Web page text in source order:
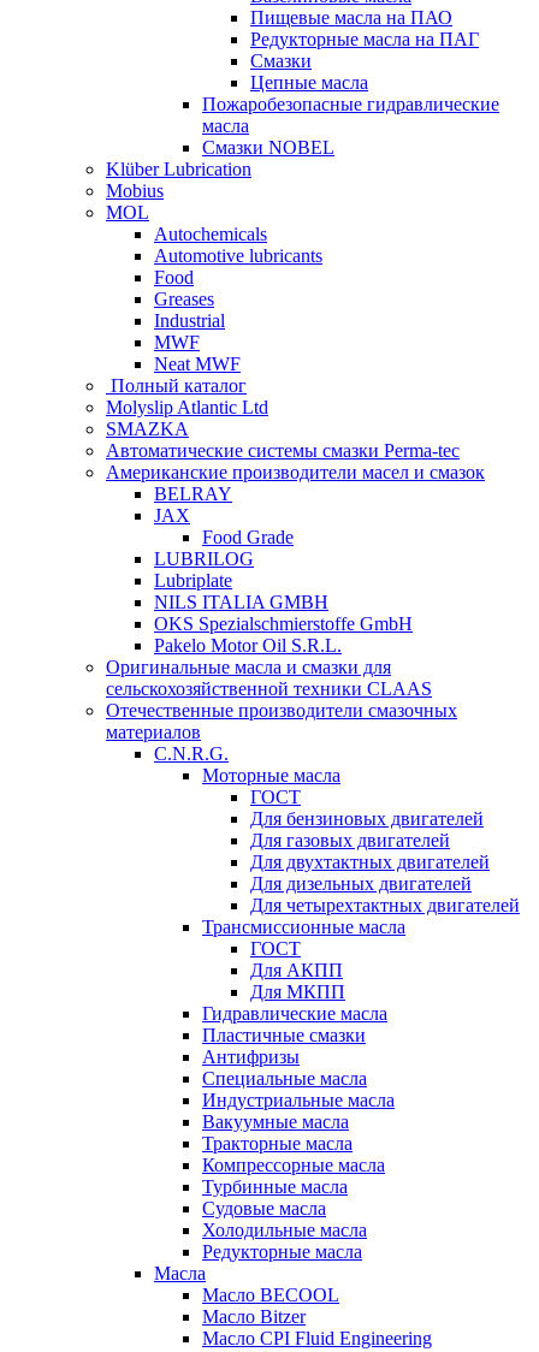
Пищевые масла на ПАО
Редукторные масла на ПАГ
Смазки
Цепные масла
Пожаробезопасные гидравлические
масла
Смазки NOBEL
Klüber Lubrication
Mobius
MOL
Autochemicals
Automotive lubricants
Food
Greases
Industrial
MWF
Neat MWF
Полный каталог
Molyslip Atlantic Ltd
SMAZKA
Автоматические системы смазки Perma-tec
Американские производители масел и смазок
BELRAY
JAX
Food Grade
LUBRILOG
Lubriplate
NILS ITALIA GMBH
OKS Spezialschmierstoffe GmbH
Pakelo Motor Oil S.R.L.
Оригинальные масла и смазки для
сельскохозяйственной техники CLAAS
Отечественные производители смазочных
материалов
C.N.R.G.
Моторные масла
ГОСТ
Для бензиновых двигателей
Для газовых двигателей
Для двухтактных двигателей
Для дизельных двигателей
Для четырехтактных двигателей
Трансмиссионные масла
ГОСТ
Для АКПП
Для МКПП
Гидравлические масла
Пластичные смазки
Антифризы
Специальные масла
Индустриальные масла
Вакуумные масла
Тракторные масла
Компрессорные масла
Турбинные масла
Судовые масла
Холодильные масла
Редукторные масла
Масла
Масло BECOOL
Масло Bitzer
Масло CPI Fluid Engineering